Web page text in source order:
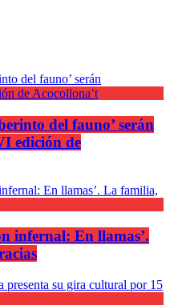
del fauno’ serán
edición de
infernal: En llamas’.